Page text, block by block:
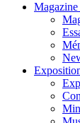
Magazine